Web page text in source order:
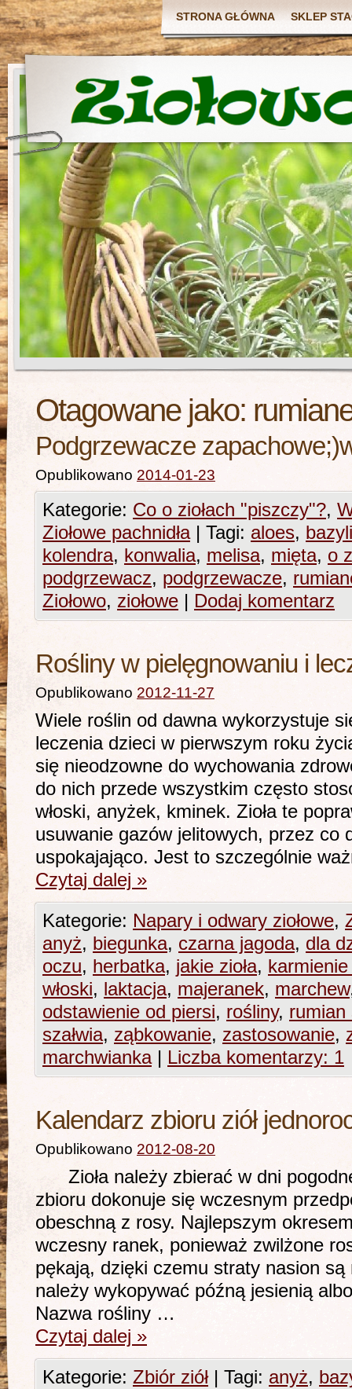
STRONA GŁÓWNA SKLEP
Otagowane jako:
Podgrzewacze
Opublikowano 2014-01-23
Kategorie: Co o ziołach "piszczy"?,
Ziołowe pachnidła | Tagi: aloes,
kolendra, konwalia, melisa, mięta, o
podgrzewacz, podgrzewacze,
Ziołowo, ziołowe | Dodaj komentarz
Rośliny w pielęgnowaniu i
Opublikowano 2012-11-27
Wiele roślin od dawna wykorzystuje
leczenia dzieci w pierwszym roku
się nieodzowne do wychowania
do nich przede wszystkim często
włoski, anyżek, kminek. Zioła te
usuwanie gazów jelitowych, przez co
uspokajająco. Jest to szczególnie
Czytaj dalej »
Kategorie: Napary i odwary ziołowe,
anyż, biegunka, czarna jagoda, dla
oczu, herbatka, jakie zioła,
włoski, laktacja, majeranek, marchew
odstawienie od piersi, rośliny, rumian
szałwia, ząbkowanie, zastosowanie,
marchwianka | Liczba komentarzy: 1
Kalendarz zbioru ziół
Opublikowano 2012-08-20
Zioła należy zbierać w dni
zbioru dokonuje się wczesnym
obeschną z rosy. Najlepszym
wczesny ranek, ponieważ zwilżone
pękają, dzięki czemu straty nasion
należy wykopywać późną jesienią
Nazwa rośliny …
Czytaj dalej »
Kategorie: Zbiór ziół | Tagi: anyż,